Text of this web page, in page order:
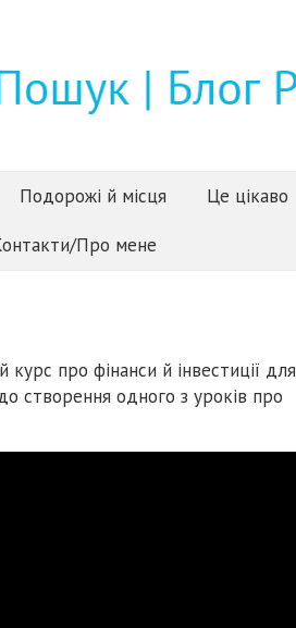
Подорожі й місця Це цікаво
Про мене
про фінанси й інвестиції для
створення одного з уроків про